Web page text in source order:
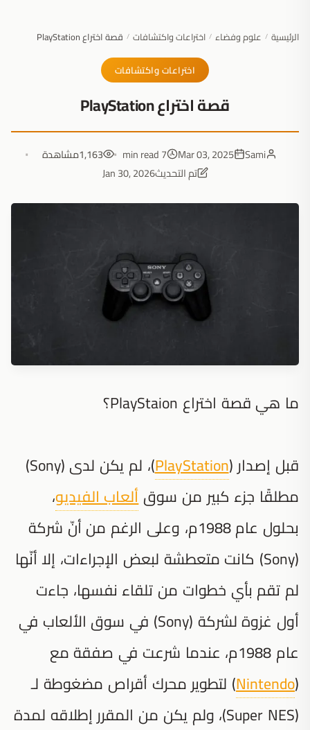
الرئيسية / علوم وفضاء / اختراعات واكتشافات / قصة اختراع PlayStation
اختراعات واكتشافات
قصة اختراع PlayStation
Sami
Mar 03, 2025
7 min read
1,163مشاهدة
تم التحديثJan 30, 2026
ما هي قصة اختراع PlayStaion؟
قبل إصدار (PlayStation
)، لم يكن لدى (Sony)
مطلقًا جزء كبير من سوقألعاب الفيديو،
بحلول عام 1988م، وعلى الرغم من أنّ شركة
(Sony) كانت متعطشة لبعض الإجراءات، إلا أنّها
لم تقم بأي خطوات من تلقاء نفسها، جاءت
أول غزوة لشركة (Sony) في سوق الألعاب في
عام 1988م، عندما شرعت في صفقة مع
(
Nintendo) لتطوير محرك أقراص مضغوطة لـ
(Super NES)، ولم يكن من المقرر إطلاقه لمدة